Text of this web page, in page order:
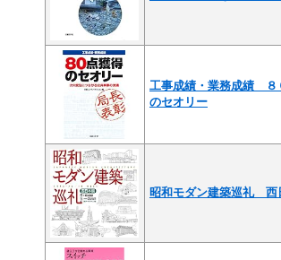
工事成績・業務成績 ８
のセオリー
昭和モダン建築巡礼 西